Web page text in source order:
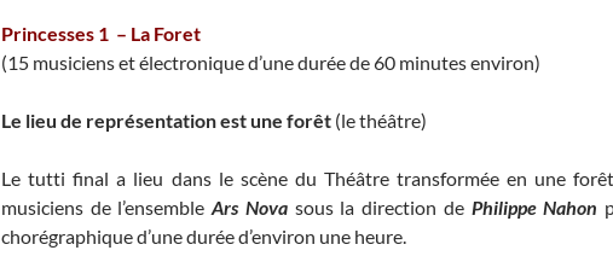
Princesses 1 – La Foret
(15 musiciens et électronique d’une durée de 60 minutes environ)
Le lieu de représentation est une forêt (le théâtre)
Le tutti final a lieu dans le scène du Théâtre transformée en une
musiciens de l’ensembleArs Novasous la direction de Philippe Nahon
chorégraphique d’une durée d’environ une heure.